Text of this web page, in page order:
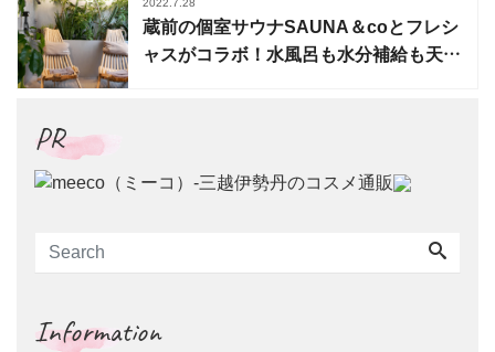
2022.7.28
蔵前の個室サウナSAUNA＆coとフレシ
ャスがコラボ！水風呂も水分補給も天然
PR
Information